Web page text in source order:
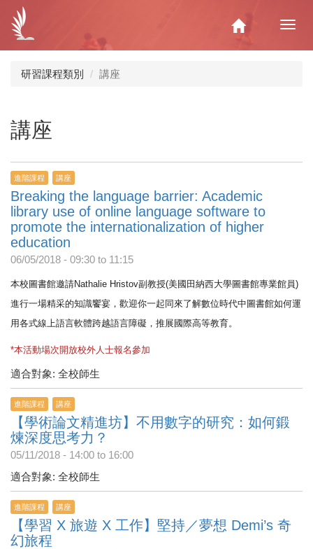
內
Home
研習課程類別 講座
講座
進階課程 講座
Breaking the language barrier: Academic
library use of online language software to
promote the internationalization of higher
education
06/05/2018 - 09:30 to 11:15
本校圖書館邀請Nathalie Hristov副教授(美國田納西大學圖書館專業館員)
進行一場精采的知識饗宴， 歡迎你一起同來了解數位時代中圖書館如何運
用各式線上語言軟體跨越語言障礙，推展國際高等教育。
*本活動場次開放校外人士報名參加
適合對象: 全校師生
進階課程 講座
【學術論文精進坊】不用數字的研究：如何鍛
煉深度思考力？
05/11/2018 - 14:00 to 16:00
適合對象: 全校師生
進階課程 講座
【學習 X 旅遊 X 工作】堅持／夢想 Demi’s 奇
幻旅程